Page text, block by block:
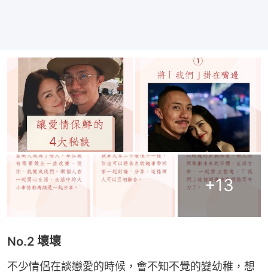
+13
No.2 壞壞
不少情侶在談戀愛的時候，會不知不覺的變幼稚，想